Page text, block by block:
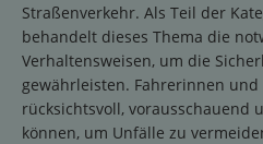
Straßenverkehr. Als Teil der
behandelt dieses Thema die
Verhaltensweisen, um die
gewährleisten. Fahrerinnen
rücksichtsvoll, vorausschauend
können, um Unfälle zu